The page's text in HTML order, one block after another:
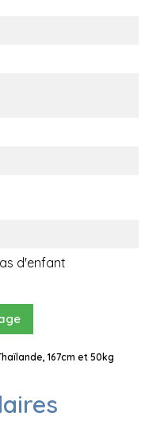
d'enfant
167cm et 50kg